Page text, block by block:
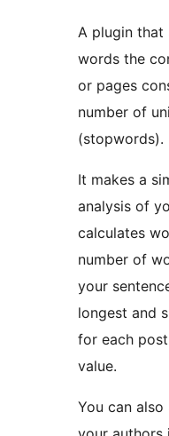
A plugin that
words the
or pages
number of
(stopwords).
It makes a
analysis of
calculates
number of
your
longest and
for each
value.
You can